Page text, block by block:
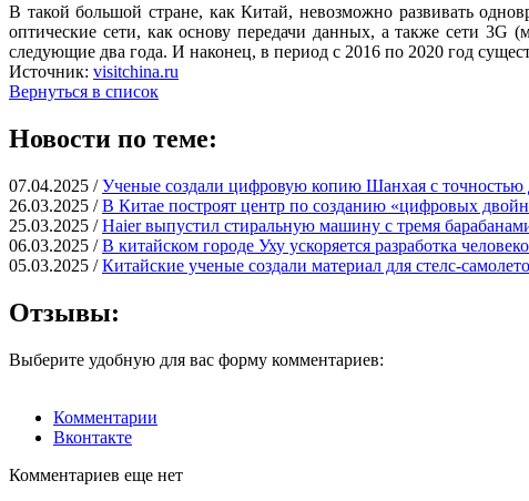
В такой большой стране, как Китай, невозможно развивать
оптические сети, как основу передачи данных, а также сети
следующие два года. И наконец, в период с 2016 по 2020 год
Источник: visitchina.ru
Вернуться в список
Новости по теме:
07.04.2025 /Ученые создали цифровую копию Шанхая с точностью
26.03.2025 /В Китае построят центр по созданию «цифровых
25.03.2025 /Haier выпустил стиральную машину с тремя
06.03.2025 /В китайском городе Уху ускоряется разработка
05.03.2025 /Китайские ученые создали материал для стелс-
Отзывы:
Выберите удобную для вас форму комментариев:
Комментарии
Вконтакте
Комментариев еще нет